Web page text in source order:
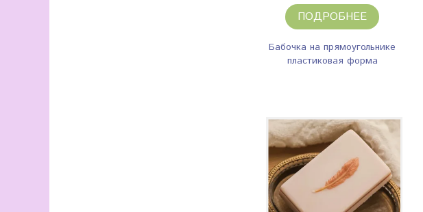
ПОДРОБНЕЕ
Бабочка на прямоугольнике
пластиковая форма